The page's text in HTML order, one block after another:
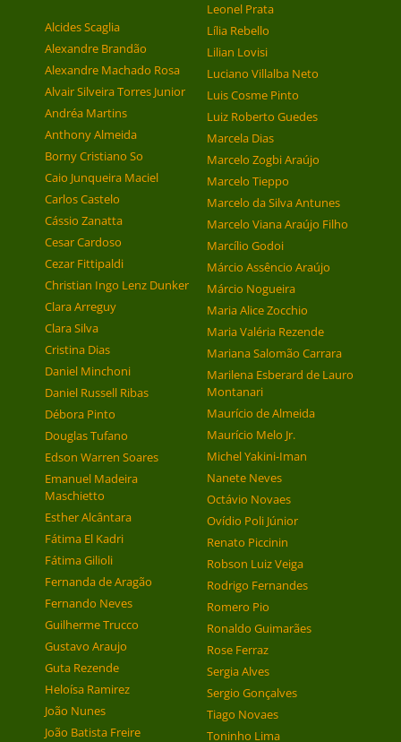
Alcides Scaglia
Alexandre Brandão
Alexandre Machado Rosa
Alvair Silveira Torres Junior
Andréa Martins
Anthony Almeida
Borny Cristiano So
Caio Junqueira Maciel
Carlos Castelo
Cássio Zanatta
Cesar Cardoso
Cezar Fittipaldi
Christian Ingo Lenz Dunker
Clara Arreguy
Clara Silva
Cristina Dias
Daniel Minchoni
Daniel Russell Ribas
Débora Pinto
Douglas Tufano
Edson Warren Soares
Emanuel Madeira
Maschietto
Esther Alcântara
Fátima El Kadri
Fátima Gilioli
Fernanda de Aragão
Fernando Neves
Guilherme Trucco
Gustavo Araujo
Guta Rezende
Heloísa Ramirez
João Nunes
João Batista Freire
Leonel Prata
Lília Rebello
Lilian Lovisi
Luciano Villalba Neto
Luis Cosme Pinto
Luiz Roberto Guedes
Marcela Dias
Marcelo Zogbi Araújo
Marcelo Tieppo
Marcelo da Silva Antunes
Marcelo Viana Araújo Filho
Marcílio Godoi
Márcio Assêncio Araújo
Márcio Nogueira
Maria Alice Zocchio
Maria Valéria Rezende
Mariana Salomão Carrara
Marilena Esberard de Lauro
Montanari
Maurício de Almeida
Maurício Melo Jr.
Michel Yakini-Iman
Nanete Neves
Octávio Novaes
Ovídio Poli Júnior
Renato Piccinin
Robson Luiz Veiga
Rodrigo Fernandes
Romero Pio
Ronaldo Guimarães
Rose Ferraz
Sergia Alves
Sergio Gonçalves
Tiago Novaes
Toninho Lima